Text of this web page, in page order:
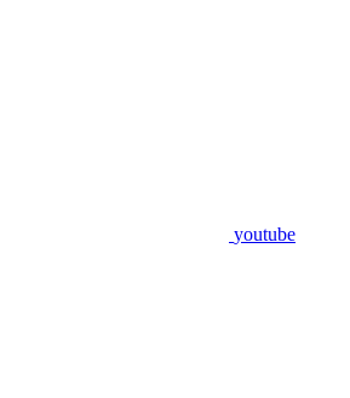
youtube